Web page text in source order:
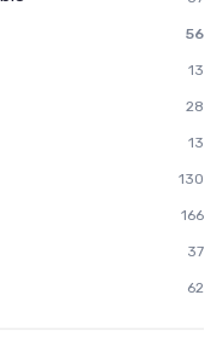
56
13
28
13
130
166
37
62